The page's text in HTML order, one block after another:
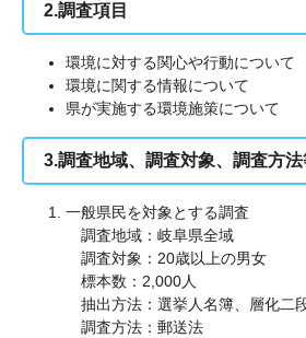
2.調査項目
環境に対する関心や行動について
環境に関する情報について
県が実施する環境施策について
3.調査地域、調査対象、調査方法
一般県民を対象とする調査
調査地域：岐阜県全域
調査対象：20歳以上の男女
標本数：2,000人
抽出方法：選挙人名簿、層化二
調査方法：郵送法